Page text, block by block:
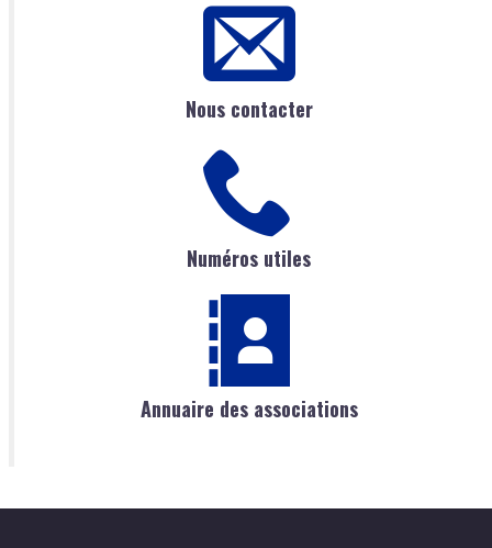
Nous contacter
Numéros utiles
Annuaire des associations